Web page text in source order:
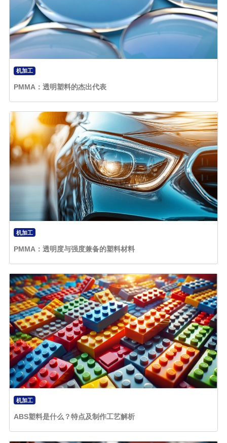
机加工
PMMA：透明塑料的杰出代表
机加工
PMMA：透明度与强度兼备的塑料材料
机加工
ABS塑料是什么？特点及制作工艺解析